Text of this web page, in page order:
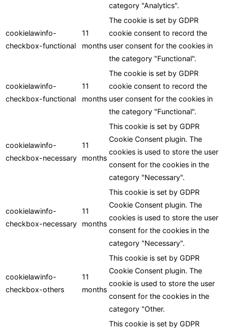
category "Analytics".
cookielawinfo-
checkbox-functional
11
months
The cookie is set by GDPR
cookie consent to record the
user consent for the cookies in
the category "Functional".
cookielawinfo-
checkbox-functional
11
months
The cookie is set by GDPR
cookie consent to record the
user consent for the cookies in
the category "Functional".
cookielawinfo-
checkbox-necessary
11
months
This cookie is set by GDPR
Cookie Consent plugin. The
cookies is used to store the user
consent for the cookies in the
category "Necessary".
cookielawinfo-
checkbox-necessary
11
months
This cookie is set by GDPR
Cookie Consent plugin. The
cookies is used to store the user
consent for the cookies in the
category "Necessary".
cookielawinfo-
checkbox-others
11
months
This cookie is set by GDPR
Cookie Consent plugin. The
cookie is used to store the user
consent for the cookies in the
category "Other.
This cookie is set by GDPR